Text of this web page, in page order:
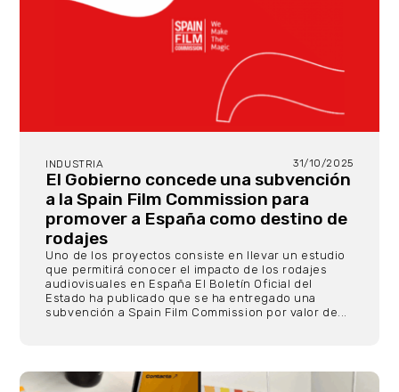
INDUSTRIA 31/10/2025
El Gobierno concede una subvención
a la Spain Film Commission para
promover a España como destino de
rodajes
Uno de los proyectos consiste en llevar un estudio
que permitirá conocer el impacto de los rodajes
audiovisuales en España El Boletín Oficial del
Estado ha publicado que se ha entregado una
subvención a Spain Film Commission por valor de...